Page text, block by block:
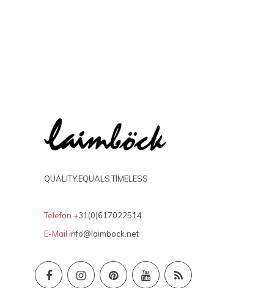
QUALITY.EQUALS.TIMELESS
Telefon +31(0)617022514
E-Mail info@laimbock.net